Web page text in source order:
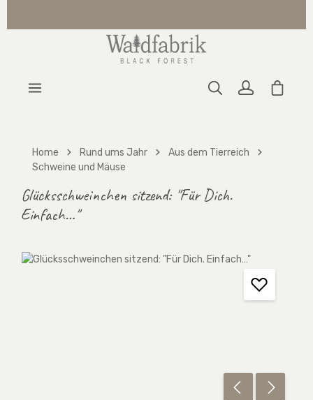
Home Rund ums Jahr
Aus dem Tierreich
Schweine und Mäuse
Glücksschweinchen sitzend: "Für Dich.
Einfach…"
Bildergalerie überspringen